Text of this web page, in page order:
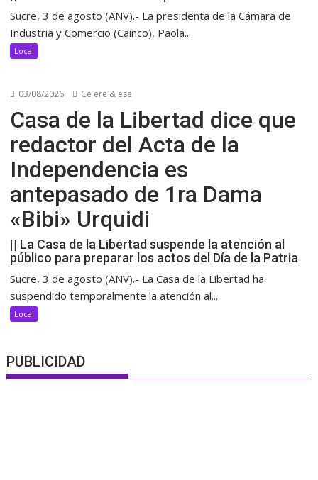
Sucre, 3 de agosto (ANV).- La presidenta de la Cámara de
Industria y Comercio (Cainco), Paola...
Local
03/08/2026 Ce ere & ese
Casa de la Libertad dice que
redactor del Acta de la
Independencia es
antepasado de 1ra Dama
«Bibi» Urquidi
|| La Casa de la Libertad suspende la atención al
público para preparar los actos del Día de la Patria
Sucre, 3 de agosto (ANV).- La Casa de la Libertad ha
suspendido temporalmente la atención al...
Local
PUBLICIDAD